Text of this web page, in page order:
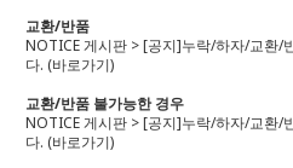
교환/반품
NOTICE 게시판 > [공지]누락/하자/교환/
다. (바로가기)
교환/반품 불가능한 경우
NOTICE 게시판 > [공지]누락/하자/교환/
다. (바로가기)